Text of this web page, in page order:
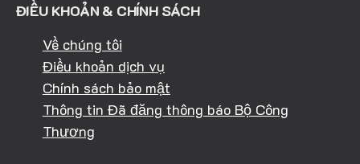
ĐIỀU KHOẢN & CHÍNH SÁCH
Về chúng tôi
Điều khoản dịch vụ
Chính sách bảo mật
Thông tin Đã đăng thông báo Bộ Công
Thương